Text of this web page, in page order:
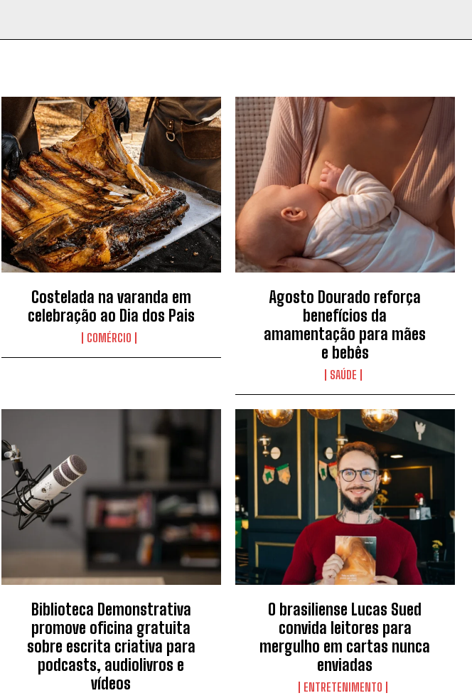
Costelada na varanda em
celebração ao Dia dos Pais
COMÉRCIO
Agosto Dourado reforça
benefícios da
amamentação para mães
e bebês
SAÚDE
Biblioteca Demonstrativa
promove oficina gratuita
sobre escrita criativa para
podcasts, audiolivros e
vídeos
O brasiliense Lucas Sued
convida leitores para
mergulho em cartas nunca
enviadas
ENTRETENIMENTO